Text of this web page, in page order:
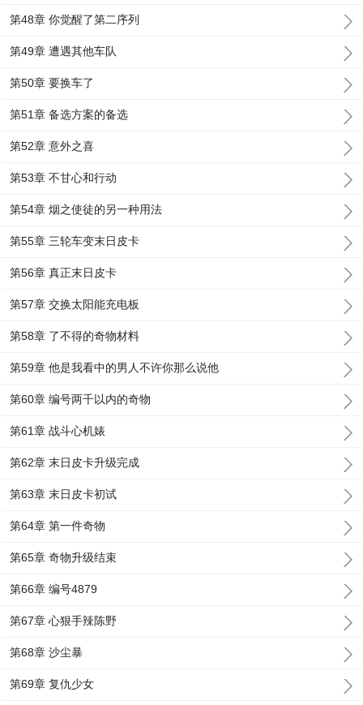
第48章 你觉醒了第二序列
第49章 遭遇其他车队
第50章 要换车了
第51章 备选方案的备选
第52章 意外之喜
第53章 不甘心和行动
第54章 烟之使徒的另一种用法
第55章 三轮车变末日皮卡
第56章 真正末日皮卡
第57章 交换太阳能充电板
第58章 了不得的奇物材料
第59章 他是我看中的男人不许你那么说他
第60章 编号两千以内的奇物
第61章 战斗心机婊
第62章 末日皮卡升级完成
第63章 末日皮卡初试
第64章 第一件奇物
第65章 奇物升级结束
第66章 编号4879
第67章 心狠手辣陈野
第68章 沙尘暴
第69章 复仇少女